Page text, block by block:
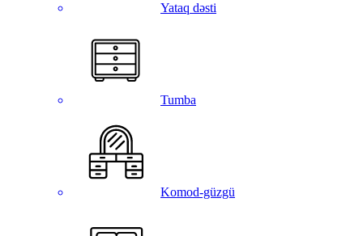
Yataq dəsti
Tumba
Komod-güzgü